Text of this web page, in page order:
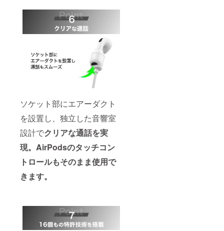
ソケット部にエアーダクト
を設置し、独立した音響室
設計でクリアな通話を実
現。 AirPodsのタッチコン
トロールもそのまま使用で
きます。